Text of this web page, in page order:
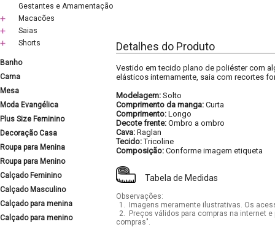
Gestantes e Amamentação
Macacões
Saias
Shorts
Banho
Cama
Mesa
Moda Evangélica
Plus Size Feminino
Decoração Casa
Roupa para Menina
Roupa para Menino
Calçado Feminino
Calçado Masculino
Calçado para menina
Calçado para menino
Detalhes do Produto
Vestido em tecido plano de poliéster com
elásticos internamente, saia com recortes
Modelagem: Solto
Comprimento da manga: Curta
Comprimento: Longo
Decote frente: Ombro a ombro
Cava: Raglan
Tecido:Tricoline
Composição: Conforme imagem etiqueta
Tabela de Medidas
Observações:
1.
Imagens meramente ilustrativas. Os
2.
Preços válidos para compras na internet
compras".